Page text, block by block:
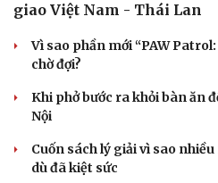
giao Việt Nam - Thái Lan
Vì sao phần mới “PAW
chờ đợi?
Khi phở bước ra khỏi bàn ăn
Nội
Cuốn sách lý giải vì sao
dù đã kiệt sức